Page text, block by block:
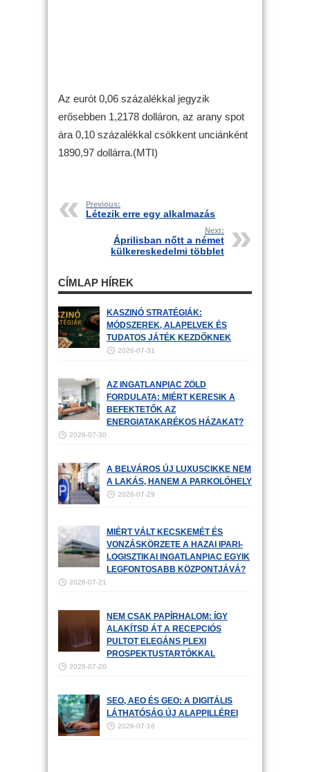
Az eurót 0,06 százalékkal jegyzik
erősebben 1,2178 dolláron, az arany spot
ára 0,10 százalékkal csökkent unciánként
1890,97 dollárra.(MTI)
Previous:
Létezik erre egy alkalmazás
Next:
Áprilisban nőtt a német
külkereskedelmi többlet
CÍMLAP HÍREK
KASZINÓ STRATÉGIÁK:
MÓDSZEREK, ALAPELVEK ÉS
TUDATOS JÁTÉK KEZDŐKNEK
2026-07-31
AZ INGATLANPIAC ZÖLD
FORDULATA: MIÉRT KERESIK A
BEFEKTETŐK AZ
ENERGIATAKARÉKOS HÁZAKAT?
2026-07-30
A BELVÁROS ÚJ LUXUSCIKKE NEM
A LAKÁS, HANEM A PARKOLÓHELY
2026-07-29
MIÉRT VÁLT KECSKEMÉT ÉS
VONZÁSKÖRZETE A HAZAI IPARI-
LOGISZTIKAI INGATLANPIAC EGYIK
LEGFONTOSABB KÖZPONTJÁVÁ?
2026-07-21
NEM CSAK PAPÍRHALOM: ÍGY
ALAKÍTSD ÁT A RECEPCIÓS
PULTOT ELEGÁNS PLEXI
PROSPEKTUSTARTÓKKAL
2026-07-20
SEO, AEO ÉS GEO: A DIGITÁLIS
LÁTHATÓSÁG ÚJ ALAPPILLÉREI
2026-07-16